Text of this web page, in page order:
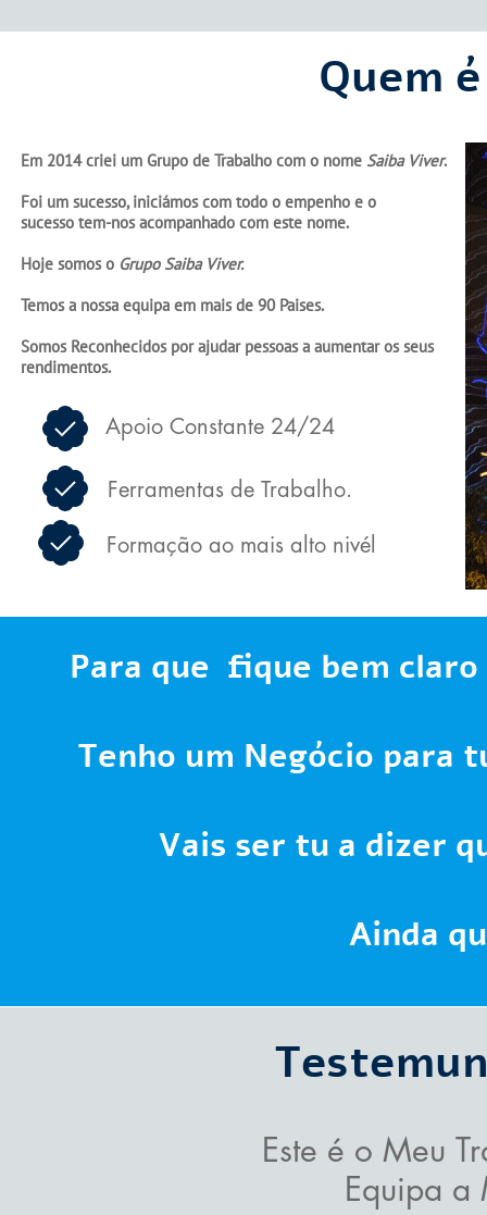
Quem
Em 2014 criei um Grupo de Trabalho com o nome Saiba Viver.
Foi um sucesso, iniciámos com todo o empenho e o
​​​​​​​sucesso tem-nos acompanhado com este nome.
Hoje somos o Grupo Saiba Viver.
Temos a nossa equipa em mais de 90 Paises.
Somos ​​Reconhecidos por ajudar pessoas a aumentar os seus
rendimentos.
Apoio Constante 24/24
Ferramentas de Trabalho.
Formação ao mais alto nivél
Este é o Meu
Equipa a
Para que fique bem
Tenho um Negócio para
Vais ser tu a dizer
Ainda